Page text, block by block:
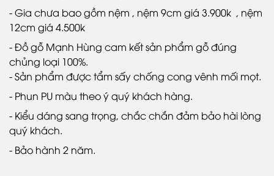
- Gia chưa bao gồm nệm , nệm 9cm giá 3.900k , nệm
12cm giá 4.500k
- Đồ gỗ Mạnh Hùng cam kết sản phẩm gỗ đúng
chủng loại 100%.
- Sản phẩm được tẩm sấy chống cong vênh mối mọt.
- Phun PU màu theo ý quý khách hàng.
- Kiểu dáng sang trọng, chắc chắn đảm bảo hài lòng
quý khách.
- Bảo hành 2 năm.